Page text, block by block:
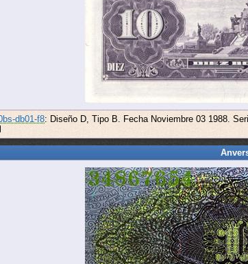
db01-f8: Diseño D, Tipo B. Fecha Noviembre 03 1988.